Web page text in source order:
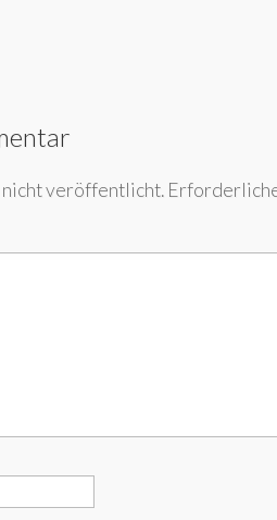
veröffentlicht.